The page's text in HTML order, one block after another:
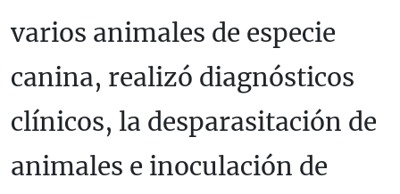
varios animales de especie
canina, realizó diagnósticos
clínicos, la desparasitación de
animales e inoculación de